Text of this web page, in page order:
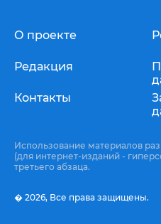
О проекте
Редакция
Контакты
Использование материалов
(для интернет-изданий -
третьего абзаца.
� 2026, Все права защищены.